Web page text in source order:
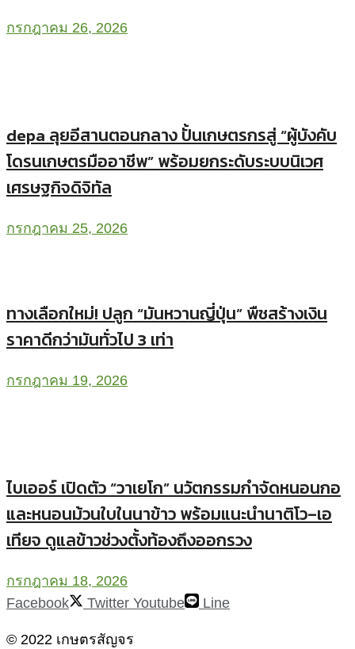
กรกฎาคม 26, 2026
depa ลุยอีสานตอนกลาง ปั้นเกษตรกรสู่ “ผู้บังคับ
โดรนเกษตรมืออาชีพ” พร้อมยกระดับระบบนิเวศ
เศรษฐกิจดิจิทัล
กรกฎาคม 25, 2026
ทางเลือกใหม่! ปลูก “มันหวานญี่ปุ่น” พืชสร้างเงิน
ราคาดีกว่ามันทั่วไป 3 เท่า
กรกฎาคม 19, 2026
ไบเออร์ เปิดตัว “วาเยโก” นวัตกรรมกำจัดหนอนกอ
และหนอนม้วนใบในนาข้าว พร้อมแนะนำนาติโว–เอ
เทียจ ดูแลข้าวช่วงตั้งท้องถึงออกรวง
กรกฎาคม 18, 2026
Facebook
Twitter Youtube Line
© 2022 เกษตรสัญจร